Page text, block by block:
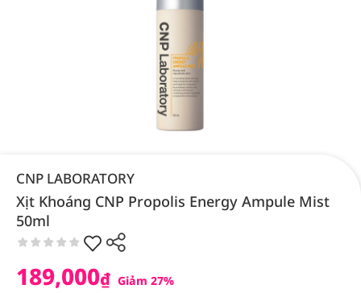
CNP LABORATORY
Xịt Khoáng CNP Propolis Energy Ampule Mist
50ml
189,000₫ Giảm 27%